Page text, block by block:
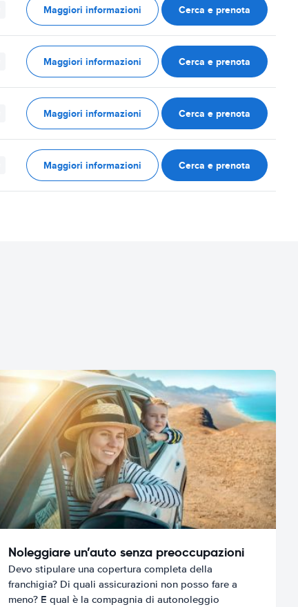
Maggiori informazioni Cerca e prenota
Maggiori informazioni Cerca e prenota
Maggiori informazioni Cerca e prenota
Maggiori informazioni Cerca e prenota
Noleggiare un’auto senza preoccupazioni
Devo stipulare una copertura completa della
franchigia? Di quali assicurazioni non posso fare a
meno? E qual è la compagnia di autonoleggio